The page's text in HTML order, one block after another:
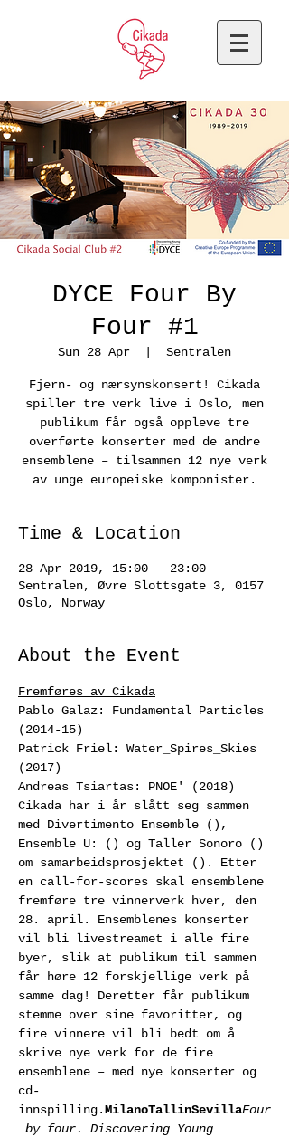
DYCE Four By
Four #1
Sun 28 Apr Sentralen
Fjern- og nærsynskonsert! Cikada
spiller tre verk live i Oslo, men
publikum får også oppleve tre
overførte konserter med de andre
ensemblene – tilsammen 12 nye verk
av unge europeiske komponister.
Time & Location
28 Apr 2019, 15:00 – 23:00
Sentralen, Øvre Slottsgate 3, 0157
Oslo, Norway
About the Event
Fremføres av Cikada
Pablo Galaz: Fundamental Particles
(2014-15)
Patrick Friel: Water_Spires_Skies
(2017)
Andreas Tsiartas: PNOE' (2018)
Cikada har i år slått seg sammen
med Divertimento Ensemble ( ),
Ensemble U: ( ) og Taller Sonoro ( )
om samarbeidsprosjektet
( ). Etter
en call-for-scores skal ensemblene
fremføre tre vinnerverk hver, den
28. april. Ensemblenes konserter
vil bli livestreamet i alle fire
byer, slik at publikum til sammen
får høre 12 forskjellige verk på
samme dag! Deretter får publikum
stemme over sine favoritter, og
fire vinnere vil bli bedt om å
skrive nye verk for de fire
ensemblene – med nye konserter og
cd-
innspilling.MilanoTallinSevillaFour
by four. Discovering Young